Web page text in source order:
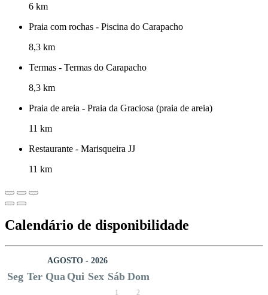
6 km
Praia com rochas - Piscina do Carapacho
8,3 km
Termas - Termas do Carapacho
8,3 km
Praia de areia - Praia da Graciosa (praia de areia)
11 km
Restaurante - Marisqueira JJ
11 km
Calendário de disponibilidade
AGOSTO - 2026
Seg Ter Qua Qui Sex Sáb Dom
1 2